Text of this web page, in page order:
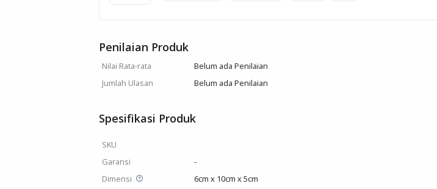
Penilaian Produk
Nilai Rata-rata
Belum ada Penilaian
Jumlah Ulasan
Belum ada Penilaian
Spesifikasi Produk
SKU
Garansi
-
Dimensi
6cm x 10cm x 5cm